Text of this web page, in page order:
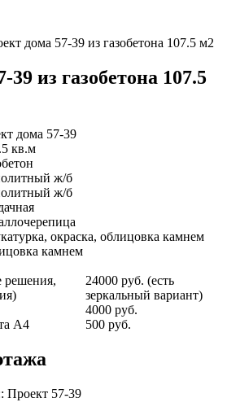
дома 57-39 из газобетона 107.5 м2
из газобетона 107.5
кв.м
ж/б
ж/б
окраска, облицовка камнем
камнем
решения,
24000 руб. (есть
зеркальный вариант)
4000 руб.
А4
500 руб.